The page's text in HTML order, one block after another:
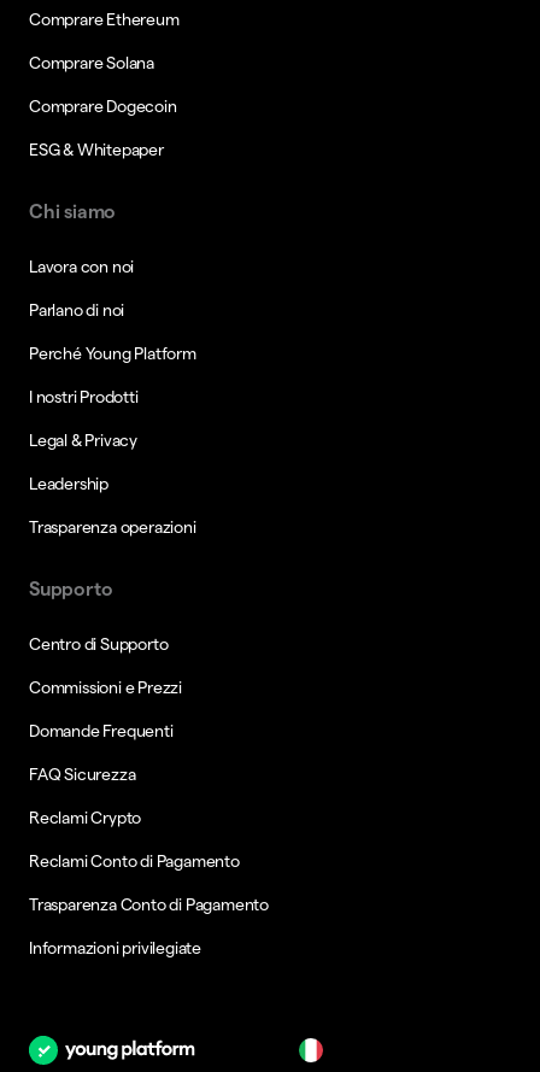
Comprare Ethereum
Comprare Solana
Comprare Dogecoin
ESG & Whitepaper
Chi siamo
Lavora con noi
Parlano di noi
Perché Young Platform
I nostri Prodotti
Legal & Privacy
Leadership
Trasparenza operazioni
Supporto
Centro di Supporto
Commissioni e Prezzi
Domande Frequenti
FAQ Sicurezza
Reclami Crypto
Reclami Conto di Pagamento
Trasparenza Conto di Pagamento
Informazioni privilegiate